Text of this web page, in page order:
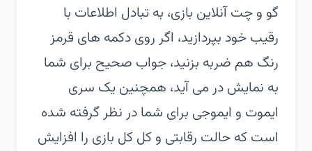
گو و چت آنلاین بازی، به تبادل اطلاعات با
رقیب خود بپردازید، اگر روی دکمه های قرمز
رنگ هم ضربه بزنید، جواب صحیح برای شما
به نمایش در می آید، همچنین یک سری
ایموت و ایموجی برای شما در نظر گرفته شده
است که حالت رقابتی و کل کل بازی را افزایش